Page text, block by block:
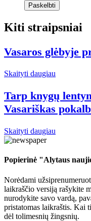
Kiti straipsniai
Vasaros glėbyje
Skaityti daugiau
Tarp knygų
Vasariškas
Skaityti daugiau
Popierinė "Alytaus
Norėdami
laikraščio versiją rašykite
nurodykite savo vardą,
pristatomas laikraštis. Kai
dėl tolimesnių žingsnių.